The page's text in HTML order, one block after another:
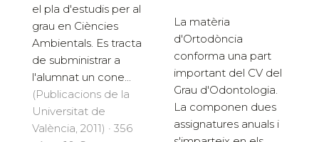
el pla d'estudis per al
grau en Ciències
Ambientals. Es tracta
de subministrar a
l'alumnat un cone...
(Publicacions de la
Universitat de
València, 2011) · 356
La matèria
d'Ortodòncia
conforma una part
important del CV del
Grau d'Odontologia.
La componen dues
assignatures anuals i